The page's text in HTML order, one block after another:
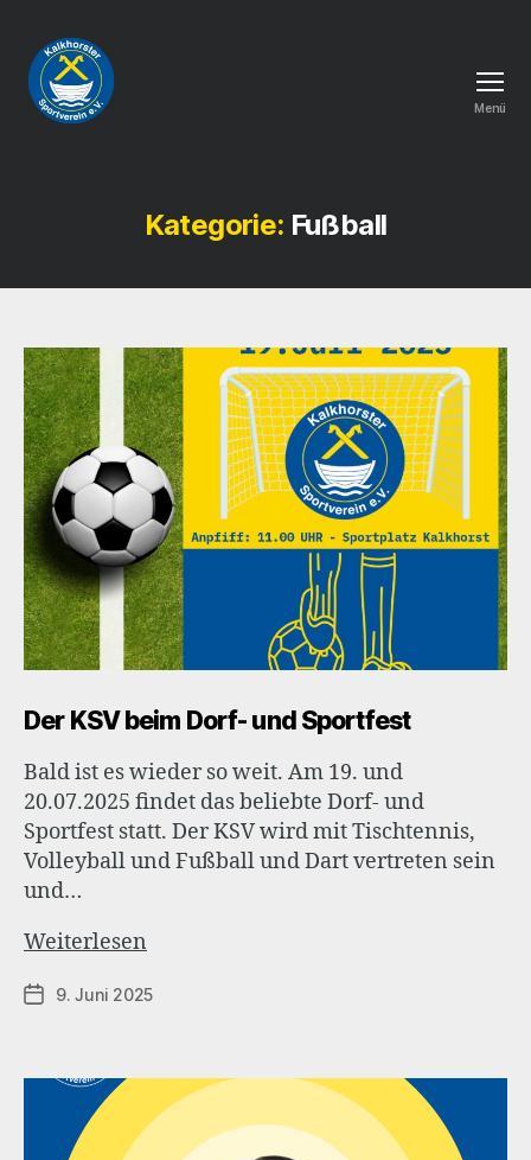
Menü
Kategorie: Fußball
Der KSV beim Dorf- und Sportfest
Bald ist es wieder so weit. Am 19. und
20.07.2025 findet das beliebte Dorf- und
Sportfest statt. Der KSV wird mit Tischtennis,
Volleyball und Fußball und Dart vertreten sein
und…
Weiterlesen
beim
Sportfest
Veröffentlichungsdatum
9. Juni 2025